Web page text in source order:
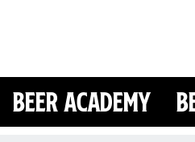
Beer Academy